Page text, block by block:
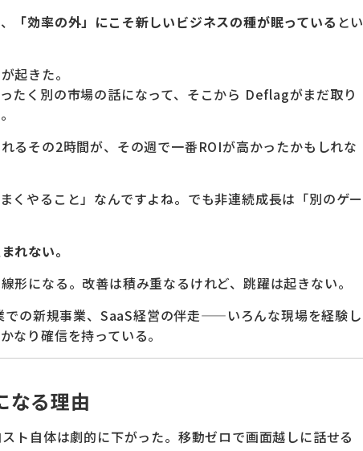
「効率の外」にこそ新しいビジネスの種が眠っている とい
起きた。
たく別の市場の話になって、そこから Deflagがまだ取り
るその2時間が、その週で一番ROIが高かったかもしれな
くやること」なんですよね。でも非連続成長は「別のゲー
れない。
形になる。改善は積み重なるけれど、跳躍は起きない。
での新規事業、SaaS経営の伴走——いろんな現場を経験し
なり確信を持っている。
なる理由
ト自体は劇的に下がった。移動ゼロで画面越しに話せる